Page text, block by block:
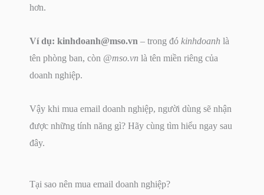
hơn.
Ví dụ: kinhdoanh@mso.vn – trong đó kinhdoanh là
tên phòng ban, còn @mso.vn là tên miền riêng của
doanh nghiệp.
Vậy khi mua email doanh nghiệp, người dùng sẽ nhận
được những tính năng gì? Hãy cùng tìm hiểu ngay sau
đây.
Tại sao nên mua email doanh nghiệp?